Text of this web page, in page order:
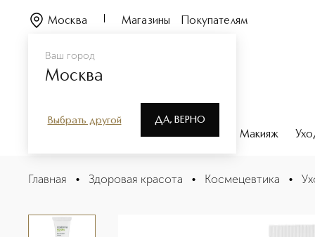
Ваш город
Москва
Выбрать другой ДА, ВЕРНО
Москва Магазины Покупателям
Парфюмерия Макияж
FACTOR G RENEW Eye contour cream Крем-контур для
Описание
Главная • Здоровая красота • Космецевтика •